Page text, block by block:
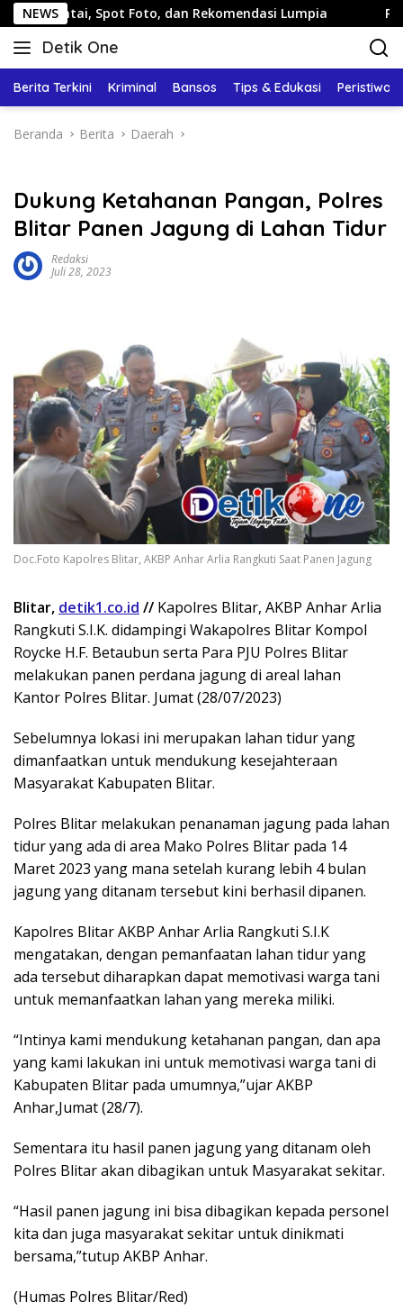
Langsung
ke
konten
NEWSFoto, dan Rekomendasi Lumpia Panduan
Detik One
Tajam
Fakta
Berita Terkini Kriminal Bansos Tips & Edukasi Peristiwa
Beranda Berita Daerah
Dukung Ketahanan Pangan, Polres
Blitar Panen Jagung di Lahan Tidur
Redaksi
Juli 28, 2023
Doc.Foto Kapolres Blitar, AKBP Anhar Arlia Rangkuti Saat Panen Jagung
Blitar, detik1.co.id // Kapolres Blitar, AKBP Anhar Arlia
Rangkuti S.I.K. didampingi Wakapolres Blitar Kompol
Roycke H.F. Betaubun serta Para PJU Polres Blitar
melakukan panen perdana jagung di areal lahan
Kantor Polres Blitar. Jumat (28/07/2023)
Sebelumnya lokasi ini merupakan lahan tidur yang
dimanfaatkan untuk mendukung kesejahteraan
Masyarakat Kabupaten Blitar.
Polres Blitar melakukan penanaman jagung pada lahan
tidur yang ada di area Mako Polres Blitar pada 14
Maret 2023 yang mana setelah kurang lebih 4 bulan
jagung yang ditanam tersebut kini berhasil dipanen.
Kapolres Blitar AKBP Anhar Arlia Rangkuti S.I.K
mengatakan, dengan pemanfaatan lahan tidur yang
ada tersebut diharapkan dapat memotivasi warga tani
untuk memanfaatkan lahan yang mereka miliki.
“Intinya kami mendukung ketahanan pangan, dan apa
yang kami lakukan ini untuk memotivasi warga tani di
Kabupaten Blitar pada umumnya,”ujar AKBP
Anhar,Jumat (28/7).
Sementara itu hasil panen jagung yang ditanam oleh
Polres Blitar akan dibagikan untuk Masyarakat sekitar.
“Hasil panen jagung ini bisa dibagikan kepada personel
kita dan juga masyarakat sekitar untuk dinikmati
bersama,”tutup AKBP Anhar.
(Humas Polres Blitar/Red)